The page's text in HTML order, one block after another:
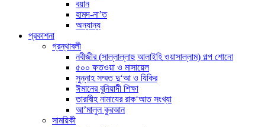
বয়ান
হামদ-না’ত
অন্যান্য
প্রকাশনা
গ্রন্থাবলী
নবীজীর (সাল্লাল্লাহু আলাইহি ওয়াসাল্লাম) গল্প শোনো
৫০০ ফতওয়া ও মাসায়েল
সুন্নাহ সম্মত দু‘আ ও যিকির
ঈমানের বুনিয়াদী শিক্ষা
তারাবীহ নামাযের রাক‘আত সংখ্যা
আ’মালুল কুরআন
সাময়িকী